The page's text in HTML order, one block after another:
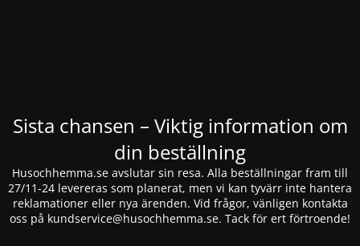
Sista chansen – Viktig information om
din beställning
Husochhemma.se avslutar sin resa. Alla beställningar fram till
27/11-24 levereras som planerat, men vi kan tyvärr inte hantera
reklamationer eller nya ärenden. Vid frågor, vänligen kontakta
oss på kundservice@husochhemma.se. Tack för ert förtroende!